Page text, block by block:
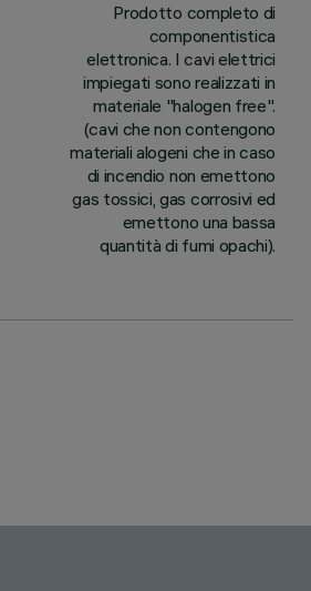
Prodotto completo di
componentistica
elettronica. I cavi elettrici
impiegati sono realizzati in
materiale "halogen free".
(cavi che non contengono
materiali alogeni che in caso
di incendio non emettono
gas tossici, gas corrosivi ed
emettono una bassa
quantità di fumi opachi).